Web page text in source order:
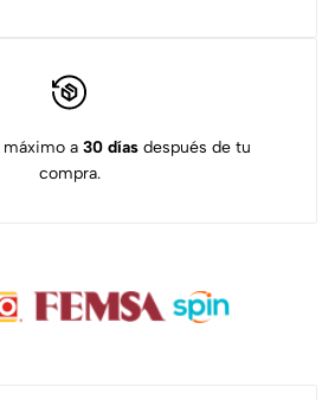
a 30 días después de tu
compra.